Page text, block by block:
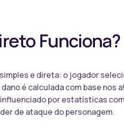
Funciona?
e direta: o jogador
é calculada com base nos
por estatísticas
de ataque do personagem.